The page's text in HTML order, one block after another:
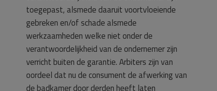
toegepast, alsmede daaruit voortvloeiende
gebreken en/of schade alsmede
werkzaamheden welke niet onder de
verantwoordelijkheid van de ondernemer zijn
verricht buiten de garantie. Arbiters zijn van
oordeel dat nu de consument de afwerking van
de badkamer door derden heeft laten